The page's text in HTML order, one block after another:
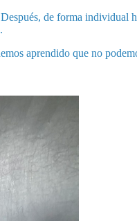
de forma individual
aprendido que no